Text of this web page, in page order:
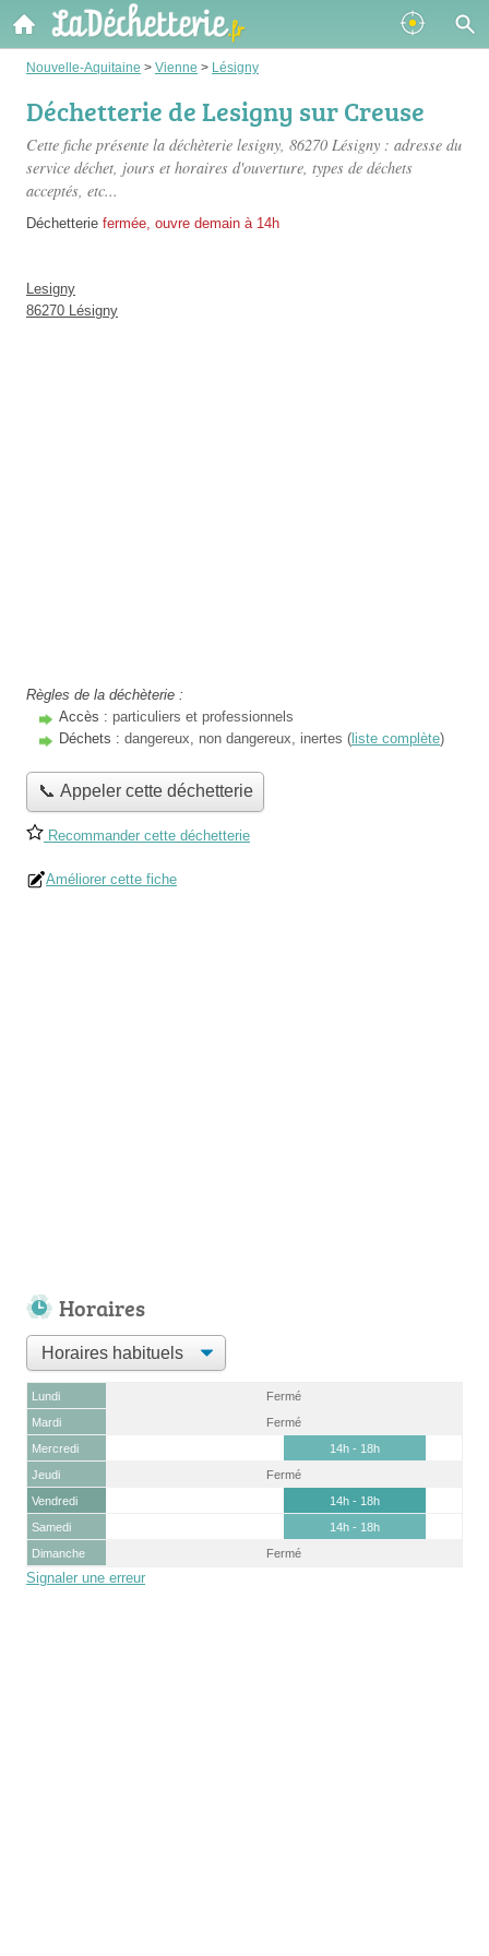
Nouvelle-Aquitaine > Vienne > Lésigny
Déchetterie de Lesigny sur Creuse
Cette fiche présente la déchèterie lesigny, 86270 Lésigny : adresse du
service déchet, jours et horaires d'ouverture, types de déchets
acceptés, etc...
Déchetterie fermée, ouvre demain à 14h
Lesigny
86270 Lésigny
Règles de la déchèterie :
Accès : particuliers et professionnels
Déchets : dangereux, non dangereux, inertes ( liste complète)
📞 Appeler cette déchetterie
Recommander cette déchetterie
Améliorer cette fiche
Horaires
Lundi
Fermé
Mardi
Fermé
Mercredi
14h - 18h
Jeudi
Fermé
Vendredi
14h - 18h
Samedi
14h - 18h
Dimanche
Fermé
Signaler une erreur